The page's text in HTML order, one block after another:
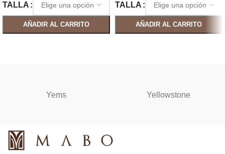
TALLA
AÑADIR AL CARRITO
TALLA
AÑADIR AL CARRITO
Yems Yellowstone